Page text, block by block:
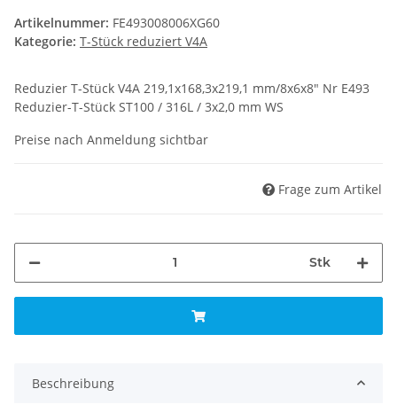
Artikelnummer: FE493008006XG60
Kategorie: T-Stück reduziert V4A
Reduzier T-Stück V4A 219,1x168,3x219,1 mm/8x6x8" Nr E493
Reduzier-T-Stück ST100 / 316L / 3x2,0 mm WS
Preise nach Anmeldung sichtbar
Frage zum Artikel
Stk
Beschreibung